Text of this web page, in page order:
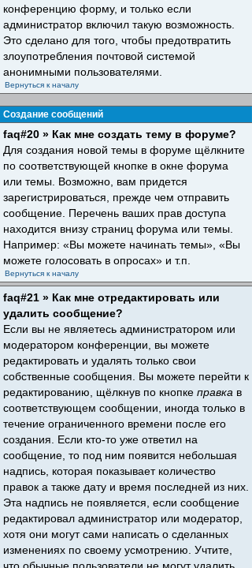
конференцию форму, и только если
администратор включил такую возможность.
Это сделано для того, чтобы предотвратить
злоупотребления почтовой системой
анонимными пользователями.
Вернуться к началу
Создание сообщений
faq#20 » Как мне создать тему в форуме?
Для создания новой темы в форуме щёлкните
по соответствующей кнопке в окне форума
или темы. Возможно, вам придется
зарегистрироваться, прежде чем отправить
сообщение. Перечень ваших прав доступа
находится внизу страниц форума или темы.
Например: «Вы можете начинать темы», «Вы
можете голосовать в опросах» и т.п.
Вернуться к началу
faq#21 » Как мне отредактировать или
удалить сообщение?
Если вы не являетесь администратором или
модератором конференции, вы можете
редактировать и удалять только свои
собственные сообщения. Вы можете перейти к
редактированию, щёлкнув по кнопке правка в
соответствующем сообщении, иногда только в
течение ограниченного времени после его
создания. Если кто-то уже ответил на
сообщение, то под ним появится небольшая
надпись, которая показывает количество
правок а также дату и время последней из них.
Эта надпись не появляется, если сообщение
редактировал администратор или модератор,
хотя они могут сами написать о сделанных
изменениях по своему усмотрению. Учтите,